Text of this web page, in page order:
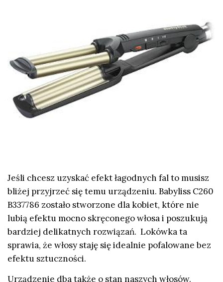
Jeśli chcesz uzyskać efekt łagodnych fal to musisz
bliżej przyjrzeć się temu urządzeniu. Babyliss C260
B337786 zostało stworzone dla kobiet, które nie
lubią efektu mocno skręconego włosa i poszukują
bardziej delikatnych rozwiązań. Lokówka ta
sprawia, że włosy staję się idealnie pofalowane bez
efektu sztuczności.
Urządzenie dba także o stan naszych włosów.